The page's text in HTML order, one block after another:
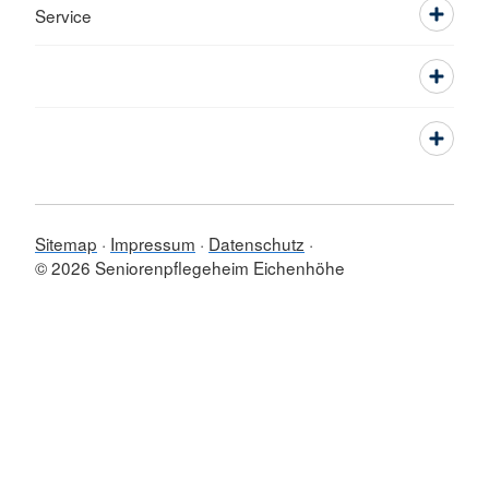
Service
Sitemap Impressum
Datenschutz
© 2026 Seniorenpflegeheim Eichenhöhe